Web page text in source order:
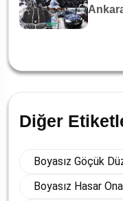
Diğer
Boyasız Göçük
Boyasız Hasar